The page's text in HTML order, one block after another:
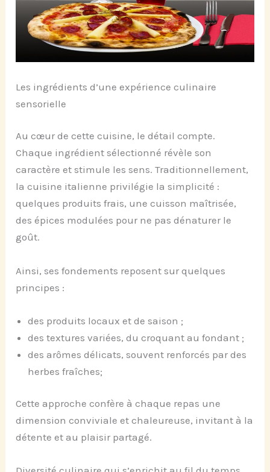
Les ingrédients d’une expérience culinaire
sensorielle
Au cœur de cette cuisine, le détail compte.
Chaque ingrédient sélectionné révèle son
caractère et stimule les sens. Traditionnellement,
la cuisine italienne privilégie la simplicité :
quelques produits frais, une cuisson maîtrisée,
des épices modulées pour ne pas dénaturer le
goût.
Ainsi, ses fondements reposent sur quelques
principes :
des produits locaux et de saison ;
des textures variées, du croquant au fondant ;
des arômes délicats, souvent renforcés par des
herbes fraîches;
Cette approche confère à chaque repas une
dimension conviviale et chaleureuse, invitant à la
détente et au plaisir partagé.